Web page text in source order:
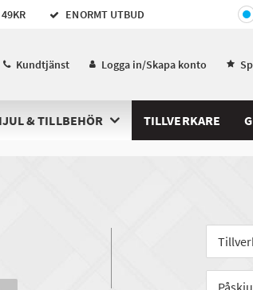
ENORMT UTBUD
Kundtjänst Logga in/Skapa konto
& TILLBEHÖR TILLVERKARE